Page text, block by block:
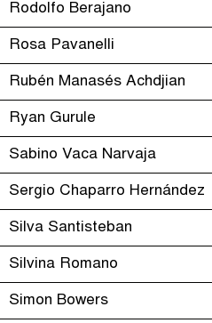
Rodolfo Berajano
Rosa Pavanelli
Rubén Manasés Achdjian
Ryan Gurule
Sabino Vaca Narvaja
Sergio Chaparro Hernández
Silva Santisteban
Silvina Romano
Simon Bowers